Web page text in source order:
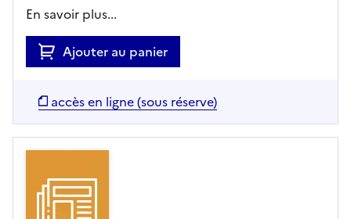
En savoir plus...
Ajouter au panier
accès en ligne (sous réserve)